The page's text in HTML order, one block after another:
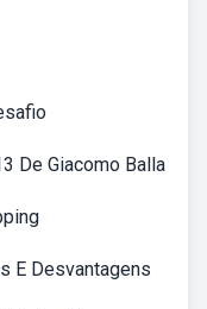
De Giacomo Balla
E Desvantagens